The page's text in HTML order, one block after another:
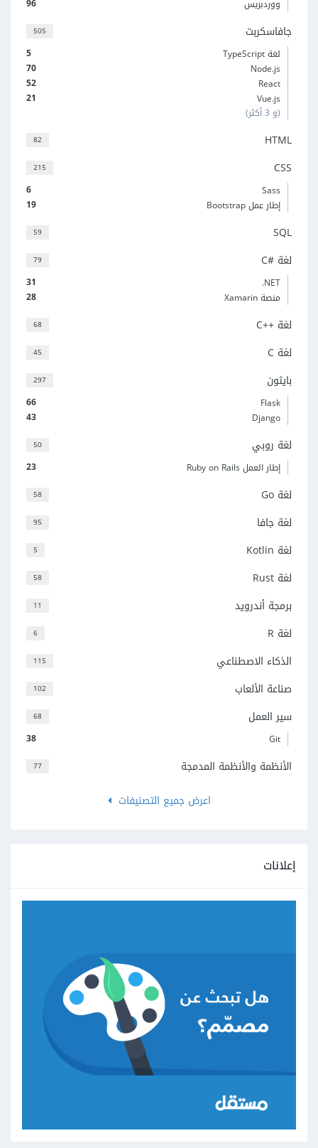
96 ووردبريس
505 جافاسكربت
5
لغة TypeScript
70
Node.js
52
React
21
Vue.js
(و 3 أكثر)
82 HTML
215 CSS
6
Sass
19
إطار عمل Bootstrap
59 SQL
79 لغة C#‎
31
‎.NET
28
منصة Xamarin
68 لغة C++‎
45 لغة C
297 بايثون
66
Flask
43
Django
50 لغة روبي
23 إطار العمل Ruby on Rails
58 لغة Go
95 لغة جافا
5 لغة Kotlin
58 لغة Rust
11 برمجة أندرويد
6 لغة R
115 الذكاء الاصطناعي
102 صناعة الألعاب
68 سير العمل
38 Git
77
الأنظمة والأنظمة المدمجة
اعرض جميع التصنيفات
إعلانات